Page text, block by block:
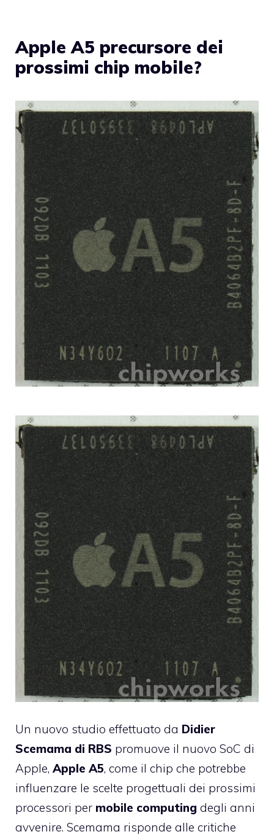
Apple A5 precursore dei
prossimi chip mobile?
Un nuovo studio effettuato da Didier
Scemama di RBS promuove il nuovo SoC di
Apple, Apple A5, come il chip che potrebbe
influenzare le scelte progettuali dei prossimi
processori per mobile computing degli anni
avvenire. Scemama risponde alle critiche